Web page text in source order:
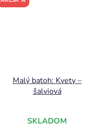
Malý batoh: Kvety –
šalviová
SKLADOM